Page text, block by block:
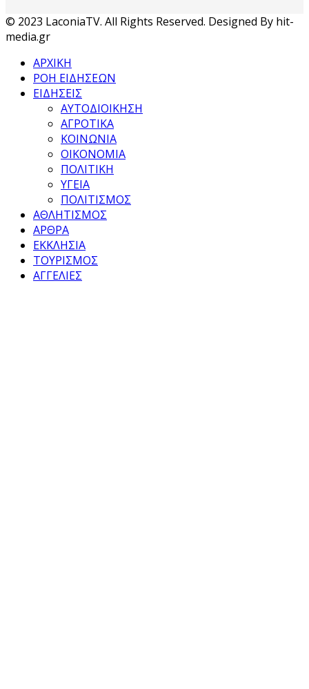
© 2023 LaconiaTV. All Rights Reserved. Designed By hit-
media.gr
ΑΡΧΙΚΗ
ΡΟΗ ΕΙΔΗΣΕΩΝ
ΕΙΔΗΣΕΙΣ
ΑΥΤΟΔΙΟΙΚΗΣΗ
ΑΓΡΟΤΙΚΑ
ΚΟΙΝΩΝΙΑ
ΟΙΚΟΝΟΜΙΑ
ΠΟΛΙΤΙΚΗ
ΥΓΕΙΑ
ΠΟΛΙΤΙΣΜΟΣ
ΑΘΛΗΤΙΣΜΟΣ
ΑΡΘΡΑ
ΕΚΚΛΗΣΙΑ
ΤΟΥΡΙΣΜΟΣ
ΑΓΓΕΛΙΕΣ